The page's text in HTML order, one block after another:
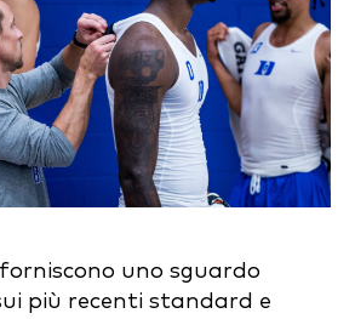
uno sguardo
più recenti standard e